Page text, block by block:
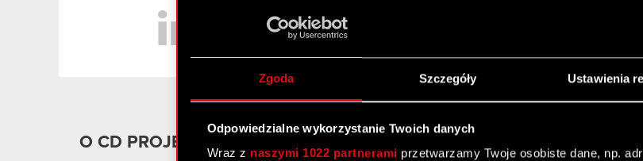
Zgoda Szczegóły Ustawienia
Odpowiedzialne wykorzystanie Twoich danych
Wraz z naszymi 1022 partnerami przetwarzamy Twoje osobiste dane, np.
O CD PROJEKT